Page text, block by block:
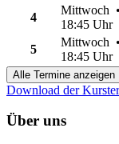
4
Mittwoch
18:45 Uhr
5
Mittwoch
18:45 Uhr
Alle Termine anzeigen
Download der
Über uns